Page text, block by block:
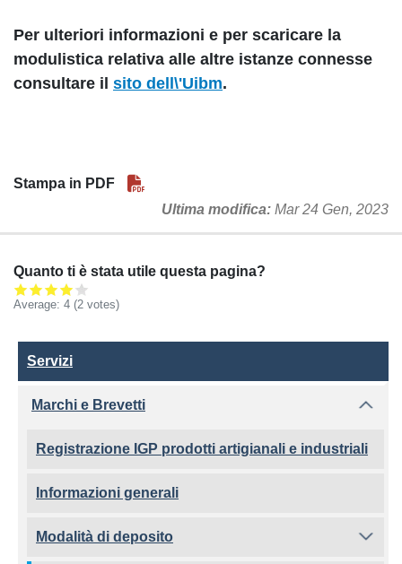
Per ulteriori informazioni e per scaricare la
modulistica relativa alle altre istanze connesse
consultare il sito dell\'Uibm.
Stampa in PDF
Ultima modifica Mar 24 Gen, 2023
Quanto ti è stata utile questa pagina?
Average: 4 (2 votes)
Servizi
Servizi
Marchi e Brevetti
Registrazione IGP prodotti artigianali e industriali
Informazioni generali
Modalità di deposito